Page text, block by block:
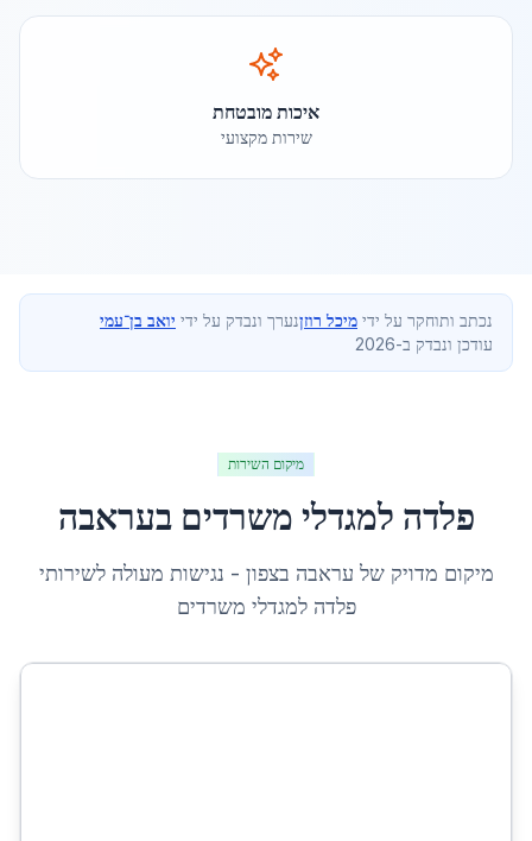
איכות מובטחת
שירות מקצועי
נכתב ותוחקר על ידי מיכל רוזןנערך ונבדק על ידי יואב בן־עמי
עודכן ונבדק ב-2026
מיקום השירות
פלדה למגדלי משרדים בעראבה
מיקום מדויק של עראבה בצפון - נגישות מעולה לשירותי
פלדה למגדלי משרדים